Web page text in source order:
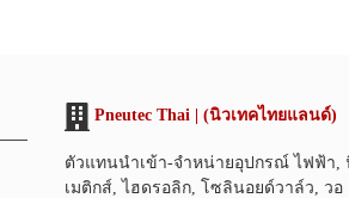
Pneutec Thai | (นิวเทคไทยแลนด์)
ตัวแทนนำเข้า-จำหน่ายอุปกรณ์ ไฟฟ้า,
เมติกส์, ไฮดรอลิก, โซลินอยด์วาล์ว, วอ